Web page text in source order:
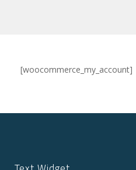
[woocommerce_my_account]